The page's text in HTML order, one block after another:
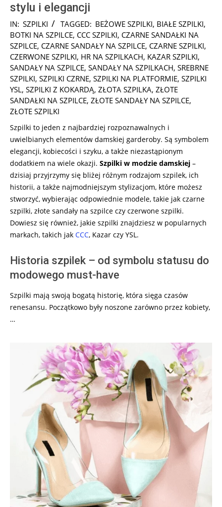
stylu i elegancji
2025-
01-
27
IN: SZPILKI TAGGED: BEŻOWE SZPILKI, BIAŁE SZPILKI,
BOTKI NA SZPILCE, CCC SZPILKI, CZARNE SANDAŁKI NA
SZPILCE, CZARNE SANDAŁY NA SZPILCE, CZARNE SZPILKI,
CZERWONE SZPILKI, HR NA SZPILKACH, KAZAR SZPILKI,
SANDAŁY NA SZPILCE, SANDAŁY NA SZPILKACH, SREBRNE
SZPILKI, SZPILKI CZRNE, SZPILKI NA PLATFORMIE, SZPILKI
YSL, SZPILKI Z KOKARDĄ, ZŁOTA SZPILKA, ZŁOTE
SANDAŁKI NA SZPILCE, ZŁOTE SANDAŁY NA SZPILCE,
ZŁOTE SZPILKI
Szpilki to jeden z najbardziej rozpoznawalnych i
uwielbianych elementów damskiej garderoby. Są symbolem
elegancji, kobiecości i szyku, a także niezastąpionym
dodatkiem na wiele okazji. Szpilki w modzie damskiej –
dzisiaj przyjrzymy się bliżej różnym rodzajom szpilek, ich
historii, a także najmodniejszym stylizacjom, które możesz
stworzyć, wybierając odpowiednie modele, takie jak czarne
szpilki, złote sandały na szpilce czy czerwone szpilki.
Dowiesz się również, jakie szpilki znajdziesz w popularnych
markach, takich jak CCC, Kazar czy YSL.
Historia szpilek – od symbolu statusu do
modowego must-have
Szpilki mają swoją bogatą historię, która sięga czasów
renesansu. Początkowo były noszone zarówno przez kobiety,
…